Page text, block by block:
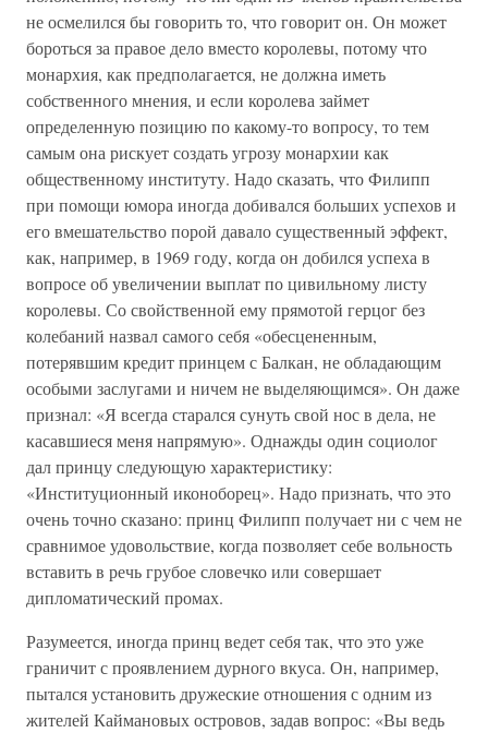
не осмелился бы говорить то, что говорит он. Он может
бороться за правое дело вместо королевы, потому что
монархия, как предполагается, не должна иметь
собственного мнения, и если королева займет
определенную позицию по какому-то вопросу, то тем
самым она рискует создать угрозу монархии как
общественному институту. Надо сказать, что Филипп
при помощи юмора иногда добивался больших успехов и
его вмешательство порой давало существенный эффект,
как, например, в 1969 году, когда он добился успеха в
вопросе об увеличении выплат по цивильному листу
королевы. Со свойственной ему прямотой герцог без
колебаний назвал самого себя «обесцененным,
потерявшим кредит принцем с Балкан, не обладающим
особыми заслугами и ничем не выделяющимся». Он даже
признал: «Я всегда старался сунуть свой нос в дела, не
касавшиеся меня напрямую». Однажды один социолог
дал принцу следующую характеристику:
«Институционный иконоборец». Надо признать, что это
очень точно сказано: принц Филипп получает ни с чем не
сравнимое удовольствие, когда позволяет себе вольность
вставить в речь грубое словечко или совершает
дипломатический промах.
Разумеется, иногда принц ведет себя так, что это уже
граничит с проявлением дурного вкуса. Он, например,
пытался установить дружеские отношения с одним из
жителей Каймановых островов, задав вопрос: «Вы ведь